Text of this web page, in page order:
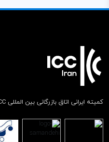
کمیته ایرانی اتاق بازرگانی بین المللی ICC